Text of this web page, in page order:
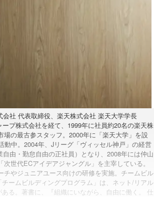
社 代表取締役、楽天株式会社 楽天大学学長
プ株式会社を経て、1999年に社員約20名の楽天株
の最古参スタッフ。2000年に「楽天大学」を設
中。2004年、Jリーグ「ヴィッセル神戸」の経営
由・勤怠自由の正社員）となり、2008年には仲山
世代ECアイデアジャングル」を主宰している。
やジュニアユース向けの研修を実施。チームビル
ームビルディングプログラム」は、ネット/リアル
る。著書に、『組織にいながら、自由に働く。 仕